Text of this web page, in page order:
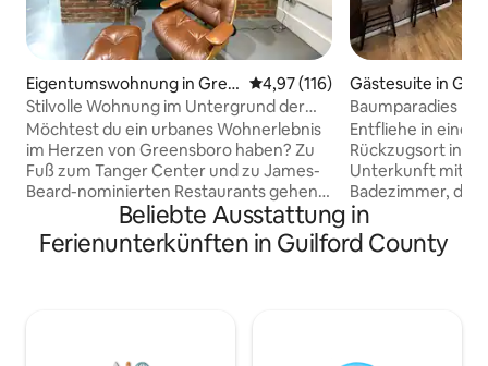
Eigentumswohnung in Gree
nsboro
Durchschnittliche Bewertung:
4,97 (116)
Stilvolle Wohnung im Untergrund der
Innenstadt
Möchtest du ein urbanes Wohnerlebnis
im Herzen von Greensboro haben? Zu
Fuß zum Tanger Center und zu James-
Beard-nominierten Restaurants gehen?
Sehnst du dich nach einer Kaffeebar,
könntest aber einen Block zu den
besten Cafés laufen? Möchtest du ein
Gästesuite in
Baumparadies
Entfliehe in einen
Rückzugsort in
Unterkunft mit 2
Badezimmer, die
der Gastgeber in
befindet.
und einen
ausgestattete
Beliebte Ausstattung in
Ferienunterkünften in Guilford County